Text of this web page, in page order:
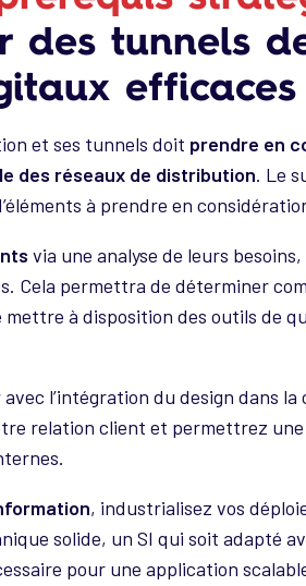
des tunnels
efficaces
et ses tunnels doit prendre en
des réseaux de distribution. Le
à prendre en
via une analyse de leurs
Cela permettra de déterminer
à disposition des outils de
avec l’intégration du design dans
relation client et permettrez
, industrialisez vos
solide, un SI qui soit adapté
pour une application